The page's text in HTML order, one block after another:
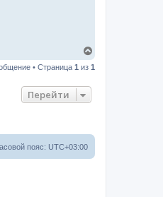
р
к
а
• Страница 1 из 1
Перейти
пояс: UTC+03:00